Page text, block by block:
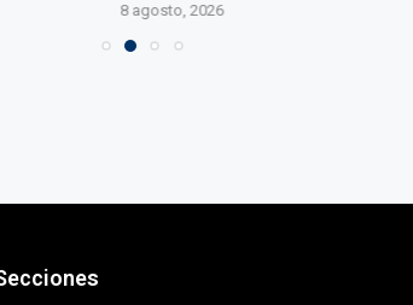
8 agosto, 2026